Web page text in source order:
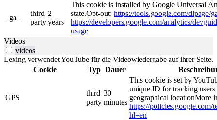
_ga_
third
party
2
years
This cookie is installed by Google Universal
state.Opt-out: https://tools.google.com/dlpage/
https://developers.google.com/analytics/
usage
Videos
videos
Lexing verwendet YouTube für die Videowiedergabe auf ihrer Seite.
Cookie
Typ Dauer
GPS
third
party
30
minutes
This cookie is set by
unique ID for tracking users
geographical locationMore
https://policies.google.com/
hl=en